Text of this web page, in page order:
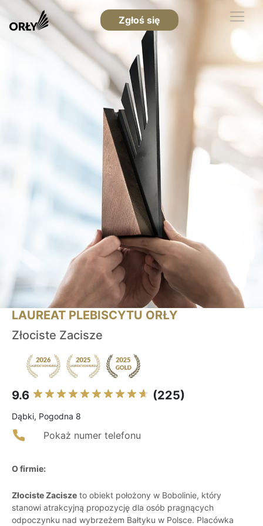
Zgłoś się
LAUREAT PLEBISCYTU ORŁY
Złociste Zacisze
9.6 (225)
Dąbki, Pogodna 8
Pokaż numer telefonu
O firmie:
Złociste Zacisze to obiekt położony w Bobolinie, który
stanowi atrakcyjną propozycję dla osób pragnących
odpoczynku nad wybrzeżem Bałtyku w Polsce. Placówka